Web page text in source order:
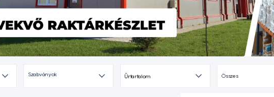
Szabványok Űrtartalom